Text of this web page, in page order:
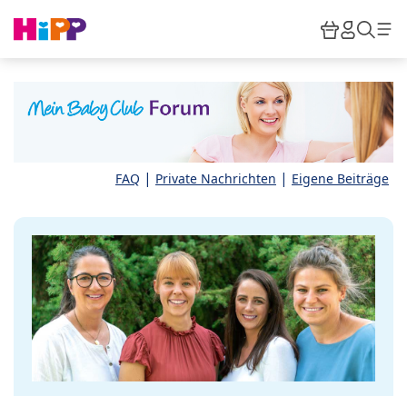
HiPP
FAQ | Private Nachrichten | Eigene Beiträge